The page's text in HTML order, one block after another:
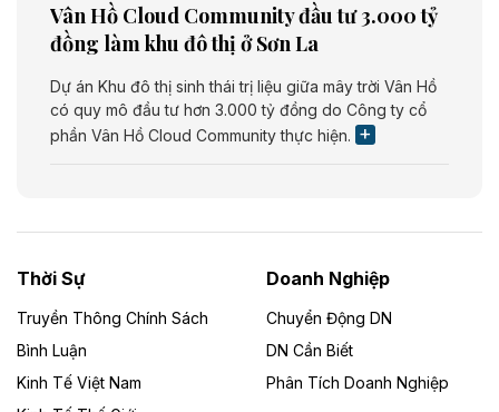
Vân Hồ Cloud Community đầu tư 3.000 tỷ
đồng làm khu đô thị ở Sơn La
Dự án Khu đô thị sinh thái trị liệu giữa mây trời Vân Hồ
có quy mô đầu tư hơn 3.000 tỷ đồng do Công ty cổ
phần Vân Hồ Cloud Community thực hiện.
Dự án Nhà máy xử lý rác và phát điện Bắc Giang do
Công ty TNHH Năng lượng môi trường Bắc Giang làm
Theo vietnamfinance.vn
Thời Sự
Truyền Thông Chính Sách
Bình Luận
Kinh Tế Việt Nam
Doanh Nghiệp
Chuyển Động DN
DN Cần Biết
Phân Tích Doanh Nghiệp